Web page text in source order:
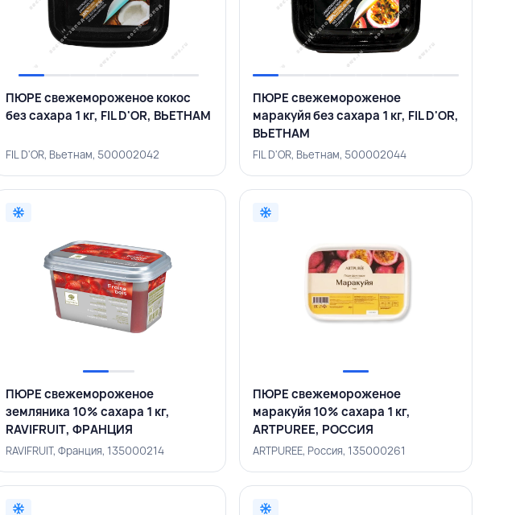
ПЮРЕ свежемороженое кокос
без сахара 1 кг, FIL D'OR, ВЬЕТНАМ
FIL D'OR, Вьетнам, 500002042
ПЮРЕ свежемороженое
маракуйя без сахара 1 кг, FIL D'OR,
ВЬЕТНАМ
FIL D'OR, Вьетнам, 500002044
ПЮРЕ свежемороженое
земляника 10% сахара 1 кг,
RAVIFRUIT, ФРАНЦИЯ
RAVIFRUIT, Франция, 135000214
ПЮРЕ свежемороженое
маракуйя 10% сахара 1 кг,
ARTPUREE, РОССИЯ
ARTPUREE, Россия, 135000261